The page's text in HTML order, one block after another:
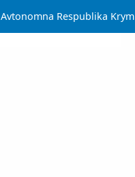
Avtonomna Respublika Krym